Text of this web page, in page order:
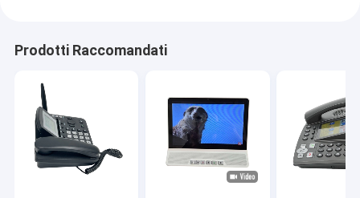
Prodotti Raccomandati